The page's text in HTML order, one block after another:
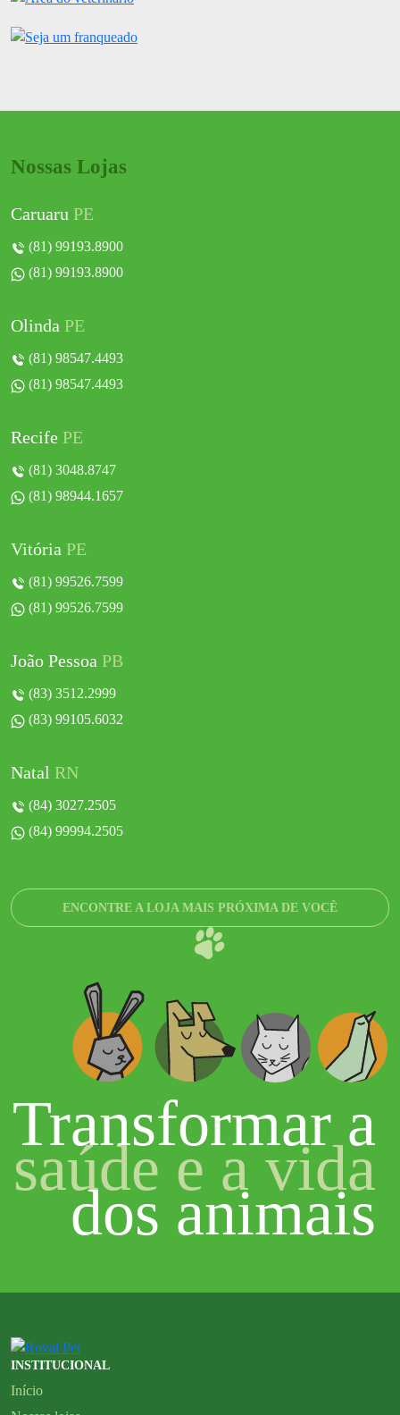
Nossas Lojas
Caruaru PE
(81) 99193.8900
(81) 99193.8900
Olinda PE
(81) 98547.4493
(81) 98547.4493
Recife PE
(81) 3048.8747
(81) 98944.1657
Vitória PE
(81) 99526.7599
(81) 99526.7599
João Pessoa PB
(83) 3512.2999
(83) 99105.6032
Natal RN
(84) 3027.2505
(84) 99994.2505
ENCONTRE A LOJA MAIS PRÓXIMA DE VOCÊ
Transformar a
saúde e a vida
dos animais
INSTITUCIONAL
Início